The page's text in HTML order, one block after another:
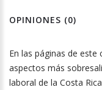
OPINIONES (0)
En las páginas de
aspectos más
laboral de la Costa